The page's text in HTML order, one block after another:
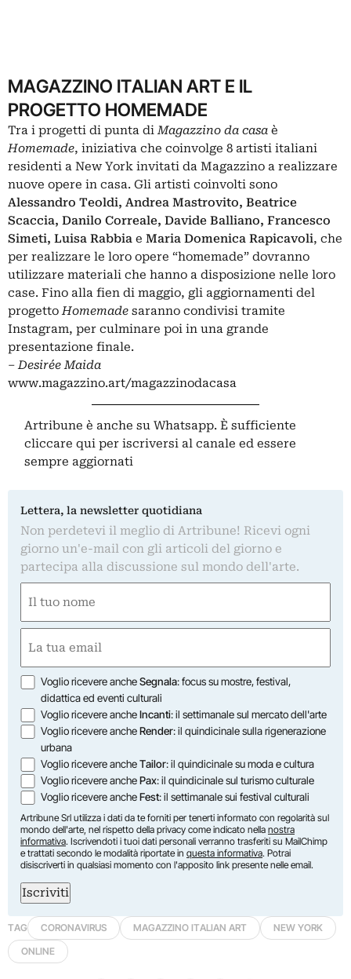
MAGAZZINO ITALIAN ART E IL
PROGETTO HOMEMADE
Tra i progetti di punta diMagazzino da casa è
Homemade, iniziativa che coinvolge 8 artisti italiani
residenti a New York invitati da Magazzino a realizzare
nuove opere in casa. Gli artisti coinvolti sono
Alessandro Teoldi, Andrea Mastrovito, Beatrice
Scaccia, Danilo Correale, Davide Balliano, Francesco
Simeti, Luisa Rabbia e Maria Domenica Rapicavoli, che
per realizzare le loro opere “homemade” dovranno
utilizzare materiali che hanno a disposizione nelle loro
case. Fino alla fien di maggio, gli aggiornamenti del
progettoHomemade saranno condivisi tramite
Instagram, per culminare poi in una grande
presentazione finale.
– Desirée Maida
www.magazzino.art/magazzinodacasa
Artribune è anche su Whatsapp. È sufficiente
cliccare qui per iscriversi al canale ed essere
sempre aggiornati
Lettera, la newsletter quotidiana
Non perdetevi il meglio di Artribune! Ricevi ogni
giorno un'e-mail con gli articoli del giorno e
partecipa alla discussione sul mondo dell'arte.
(Required)
First
(Required)
Opzioni
Voglio ricevere ancheSegnala: focus su mostre, festival,
didattica ed eventi culturali
Voglio ricevere ancheIncanti: il settimanale sul mercato dell'arte
Voglio ricevere ancheRender: il quindicinale sulla rigenerazione
urbana
Voglio ricevere ancheTailor: il quindicinale su moda e cultura
Voglio ricevere anchePax: il quindicinale sul turismo culturale
Voglio ricevere ancheFest: il settimanale sui festival culturali
Artribune Srl utilizza i dati da te forniti per tenerti informato con regolarità sul
mondo dell'arte, nel rispetto della privacy come indicato nella nostra
informativa. Iscrivendoti i tuoi dati personali verranno trasferiti su MailChimp
e trattati secondo le modalità riportate in questa informativa. Potrai
disiscriverti in qualsiasi momento con l'apposito link presente nelle email.
Iscriviti
TAG CORONAVIRUS MAGAZZINO ITALIAN ART
NEW YORK
ONLINE